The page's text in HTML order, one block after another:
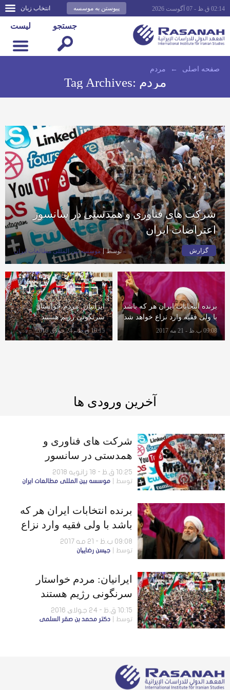
انتخاب زبان پیوستن به موسسه 02:14 ق.ظ - 07 آگوست 2026
لیست جستجو
صفحه اصلى ← مردم
Tag Archives: مردم
شرکت های فناوری و همدستی در سانسور
اعتراضات ایران
گزارش توسط موسسه بين المللى مطالعات ايران
برنده انتخابات ایران هر که باشد
با ولی فقیه وارد نزاع خواهد شد
09:08 ب.ظ - 21 مه 2017
ایرانیان: مردم خواستار
سرنگونی رژیم هستند
10:15 ق.ظ - 24 جولای 2016
آخرین ورودی ها
شرکت های فناوری و
همدستی در سانسور
اعتراضات ایران
10:25 ق.ظ - 18 ژانویه 2018
توسط موسسه بين المللى مطالعات ايران
برنده انتخابات ایران هر که
باشد با ولی فقیه وارد نزاع
خواهد شد
09:08 ب.ظ - 21 مه 2017
توسط جیسن رضاییان
ایرانیان: مردم خواستار
سرنگونی رژیم هستند
10:15 ق.ظ - 24 جولای 2016
توسط دكتر محمد بن صقر السلمى